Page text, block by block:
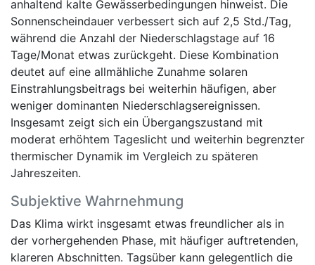
anhaltend kalte Gewässerbedingungen hinweist. Die
Sonnenscheindauer verbessert sich auf 2,5 Std./Tag,
während die Anzahl der Niederschlagstage auf 16
Tage/Monat etwas zurückgeht. Diese Kombination
deutet auf eine allmähliche Zunahme solaren
Einstrahlungsbeitrags bei weiterhin häufigen, aber
weniger dominanten Niederschlagsereignissen.
Insgesamt zeigt sich ein Übergangszustand mit
moderat erhöhtem Tageslicht und weiterhin begrenzter
thermischer Dynamik im Vergleich zu späteren
Jahreszeiten.
Subjektive Wahrnehmung
Das Klima wirkt insgesamt etwas freundlicher als in
der vorhergehenden Phase, mit häufiger auftretenden,
klareren Abschnitten. Tagsüber kann gelegentlich die